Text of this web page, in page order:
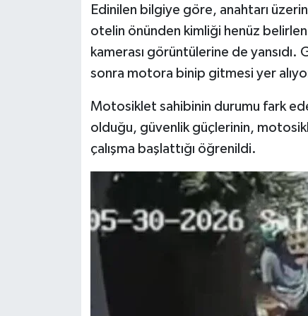
Edinilen bilgiye göre, anahtarı
otelin önünden kimliği henüz
kamerası görüntülerine de
sonra motora binip gitmesi yer
Motosiklet sahibinin durumu fark
olduğu, güvenlik güçlerinin,
çalışma başlattığı öğrenildi.